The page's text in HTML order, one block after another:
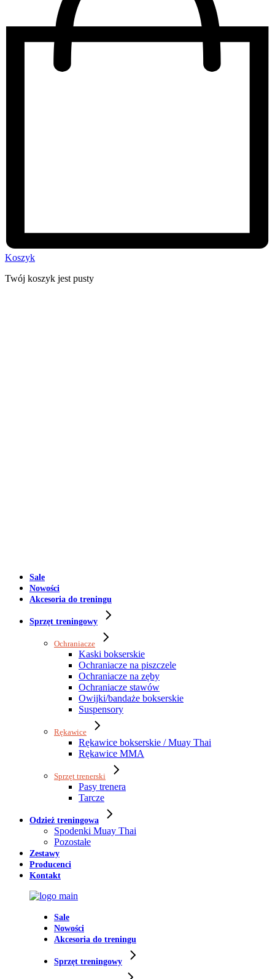
Koszyk
Twój koszyk jest pusty
Sale
Nowości
Akcesoria do treningu
Sprzęt treningowy
Ochraniacze
Kaski bokserskie
Ochraniacze na piszczele
Ochraniacze na zęby
Ochraniacze stawów
Owijki/bandaże bokserskie
Suspensory
Rękawice
Rękawice bokserskie / Muay Thai
Rękawice MMA
Sprzęt trenerski
Pasy trenera
Tarcze
Odzież treningowa
Spodenki Muay Thai
Pozostałe
Zestawy
Producenci
Kontakt
Sale
Nowości
Akcesoria do treningu
Sprzęt treningowy